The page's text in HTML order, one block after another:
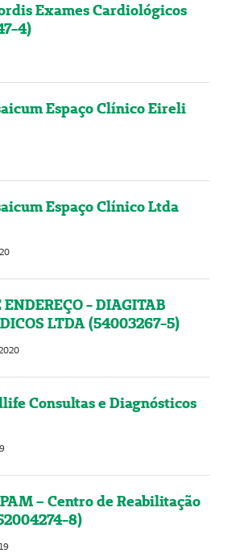
Exames Cardiológicos
4)
Espaço Clínico Eireli
Espaço Clínico Ltda
- DIAGITAB
LTDA (54003267-5)
Consultas e Diagnósticos
– Centro de Reabilitação
8)